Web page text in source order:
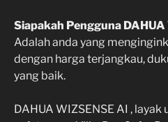
Siapakah Pengguna
Adalah anda yang
dengan harga terjangkau,
yang baik.
DAHUA WIZSENSE AI ,